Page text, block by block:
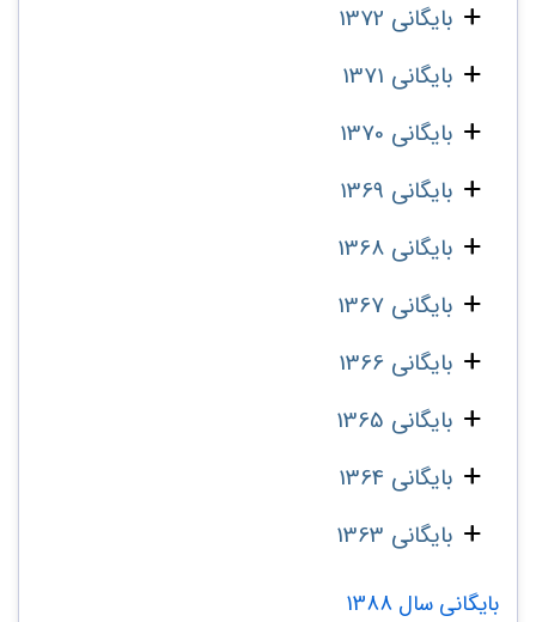
بایگانی 1372
بایگانی 1371
بایگانی 1370
بایگانی 1369
بایگانی 1368
بایگانی 1367
بایگانی 1366
بایگانی 1365
بایگانی 1364
بایگانی 1363
بایگانی سال 1388